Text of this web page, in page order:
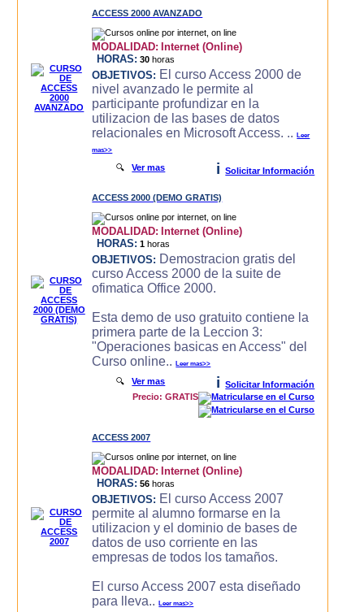
ACCESS 2000 AVANZADO
MODALIDAD: Internet (Online)
HORAS: 30 horas
OBJETIVOS: El curso Access 2000 de
nivel avanzado le permite al
participante profundizar en la
utilizacion de las bases de datos
relacionales en Microsoft Access. ..Leer
mas>>
🔍Ver mas i Solicitar Información
ACCESS 2000 (DEMO GRATIS)
MODALIDAD: Internet (Online)
HORAS: 1 horas
OBJETIVOS: Demostracion gratis del
curso Access 2000 de la suite de
ofimatica Office 2000.
Esta demo de uso gratuito contiene la
primera parte de la Leccion 3:
"Operaciones basicas en Access" del
Curso online..Leer mas>>
🔍Ver mas i
Solicitar Información
Precio: GRATIS
ACCESS 2007
MODALIDAD: Internet (Online)
HORAS: 56 horas
OBJETIVOS: El curso Access 2007
permite al alumno formarse en la
utilizacion y el dominio de bases de
datos de uso corriente en las
empresas de todos los tamaños.
El curso Access 2007 esta diseñado
para lleva..Leer mas>>